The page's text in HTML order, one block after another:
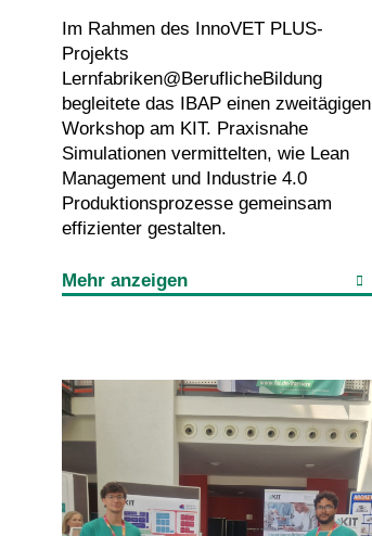
Im Rahmen des InnoVET PLUS-
Projekts
Lernfabriken@BeruflicheBildung
begleitete das IBAP einen zweitägigen
Workshop am KIT. Praxisnahe
Simulationen vermittelten, wie Lean
Management und Industrie 4.0
Produktionsprozesse gemeinsam
effizienter gestalten.
Mehr anzeigen